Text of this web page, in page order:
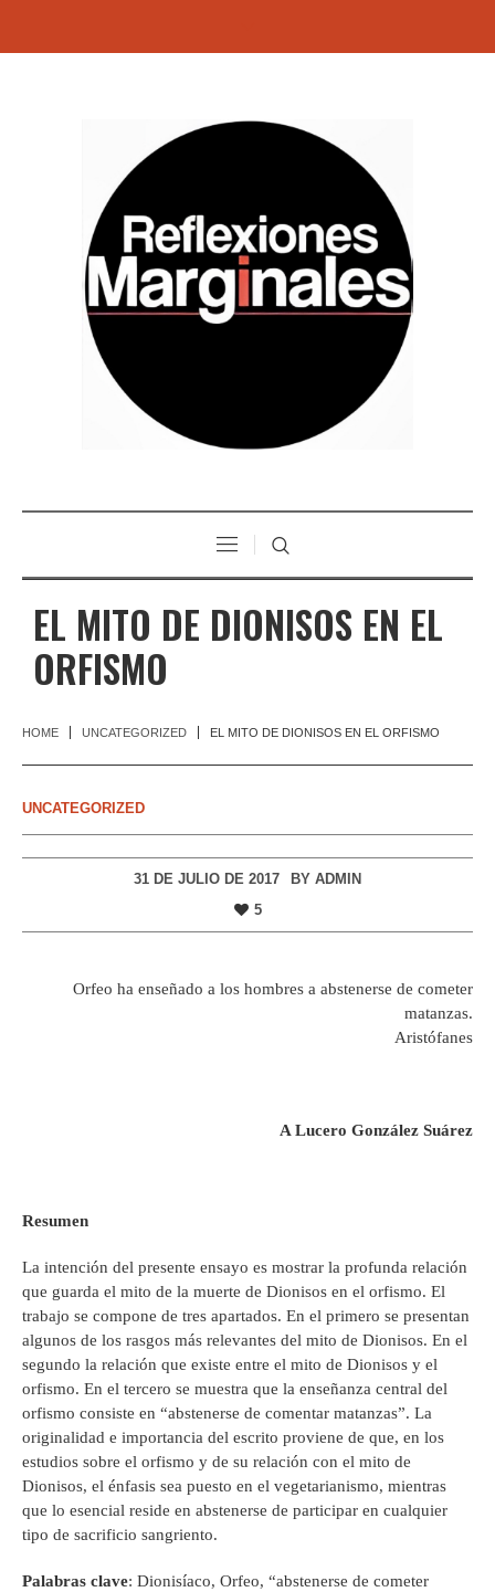
EL MITO DE DIONISOS EN EL
ORFISMO
HOME UNCATEGORIZED EL MITO DE DIONISOS EN EL ORFISMO
UNCATEGORIZED
31 DE JULIO DE 2017 BY ADMIN
5
Orfeo ha enseñado a los hombres a abstenerse de cometer
matanzas.
Aristófanes
A Lucero González Suárez
Resumen
La intención del presente ensayo es mostrar la profunda relación
que guarda el mito de la muerte de Dionisos en el orfismo. El
trabajo se compone de tres apartados. En el primero se presentan
algunos de los rasgos más relevantes del mito de Dionisos. En el
segundo la relación que existe entre el mito de Dionisos y el
orfismo. En el tercero se muestra que la enseñanza central del
orfismo consiste en “abstenerse de comentar matanzas”. La
originalidad e importancia del escrito proviene de que, en los
estudios sobre el orfismo y de su relación con el mito de
Dionisos, el énfasis sea puesto en el vegetarianismo, mientras
que lo esencial reside en abstenerse de participar en cualquier
tipo de sacrificio sangriento.
Palabras clave: Dionisíaco, Orfeo, “abstenerse de cometer